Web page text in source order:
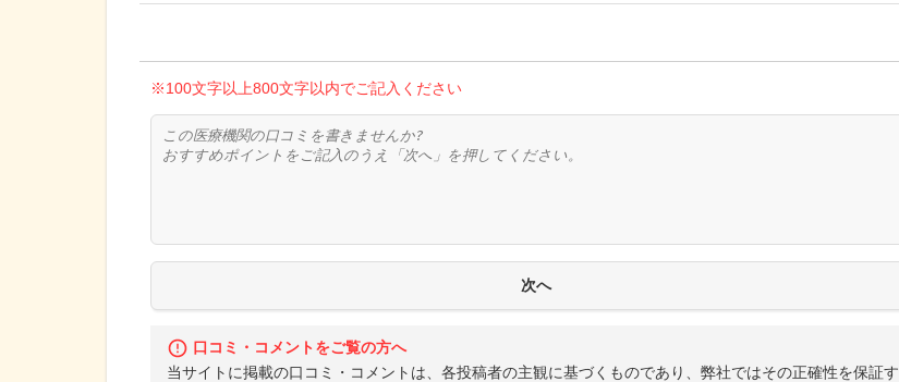
※100文字以上800文字以内でご記入ください
口コミ・コメントをご覧の方へ
当サイトに掲載の口コミ・コメントは、各投稿者の主観に基づくものであり、弊社ではその正確性を保証す